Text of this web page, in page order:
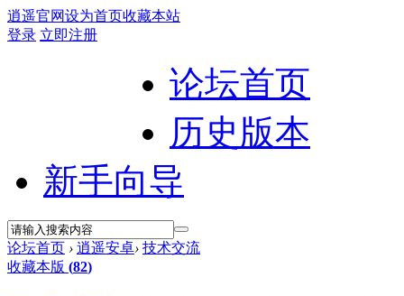
逍遥官网设为首页收藏本站
登录 立即注册
论坛首页
历史版本
新手向导
论坛首页 › 逍遥安卓› 技术交流
收藏本版 (82)